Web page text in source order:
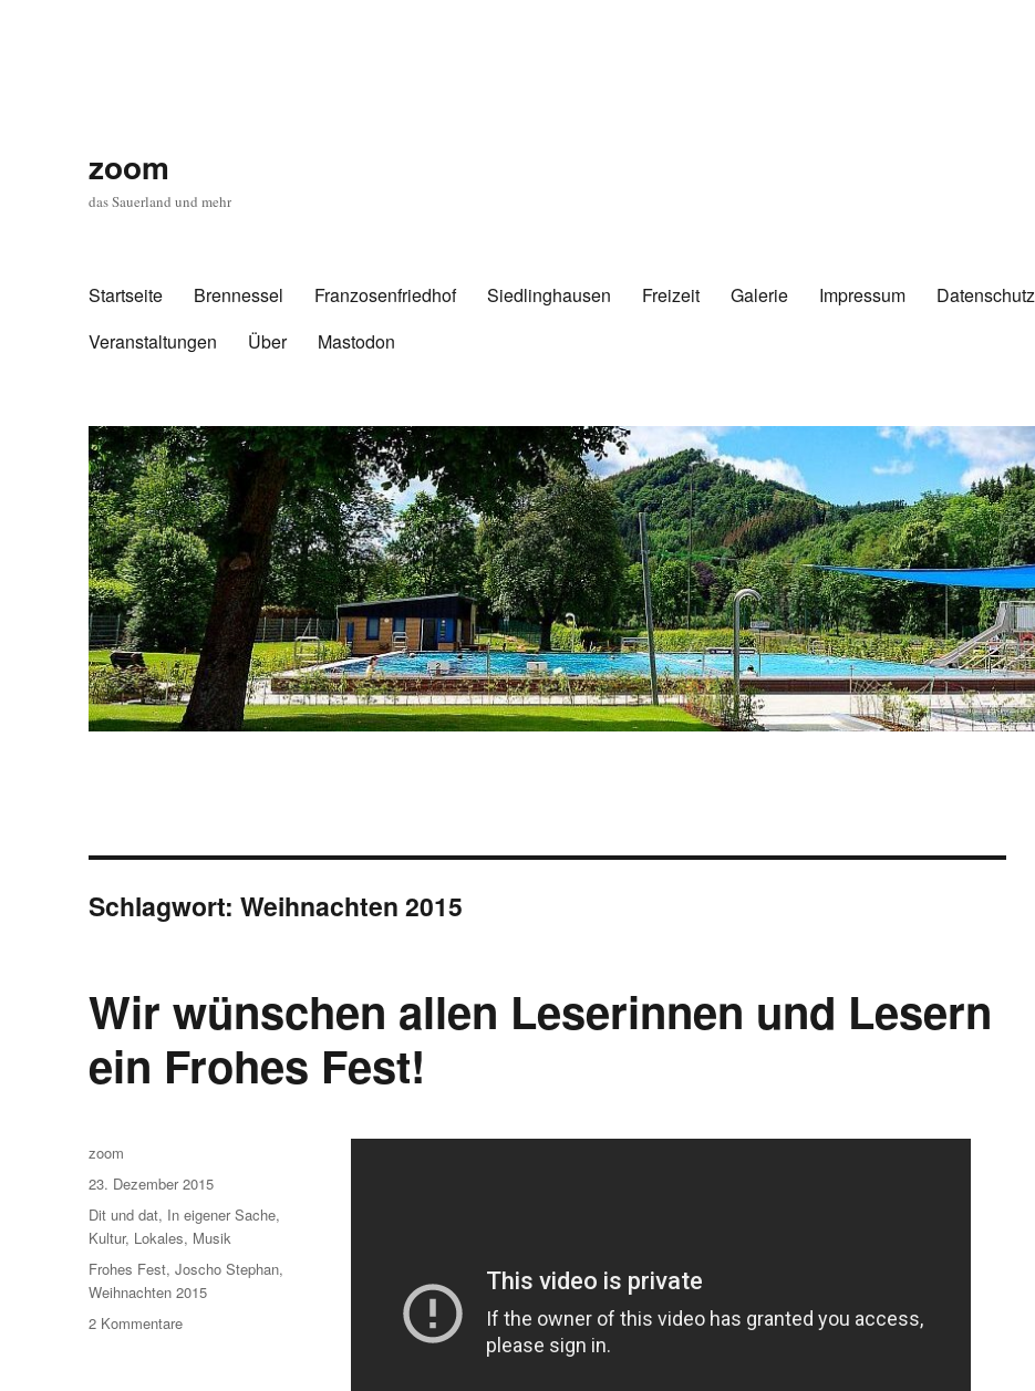
zoom
das Sauerland und mehr
Startseite Brennessel Franzosenfriedhof Siedlinghausen Freizeit Galerie Impressum Datenschutz
Veranstaltungen
Über Mastodon
Schlagwort:Weihnachten 2015
Wir wünschen allen Leserinnen und Lesern
ein Frohes Fest!
Autor
zoom
Veröffentlicht
am
23. Dezember 2015
Kategorien
Dit und dat, In eigener Sache,
Kultur, Lokales, Musik
Schlagwörter
Frohes Fest,Joscho Stephan,
Weihnachten 2015
2 Kommentarezu